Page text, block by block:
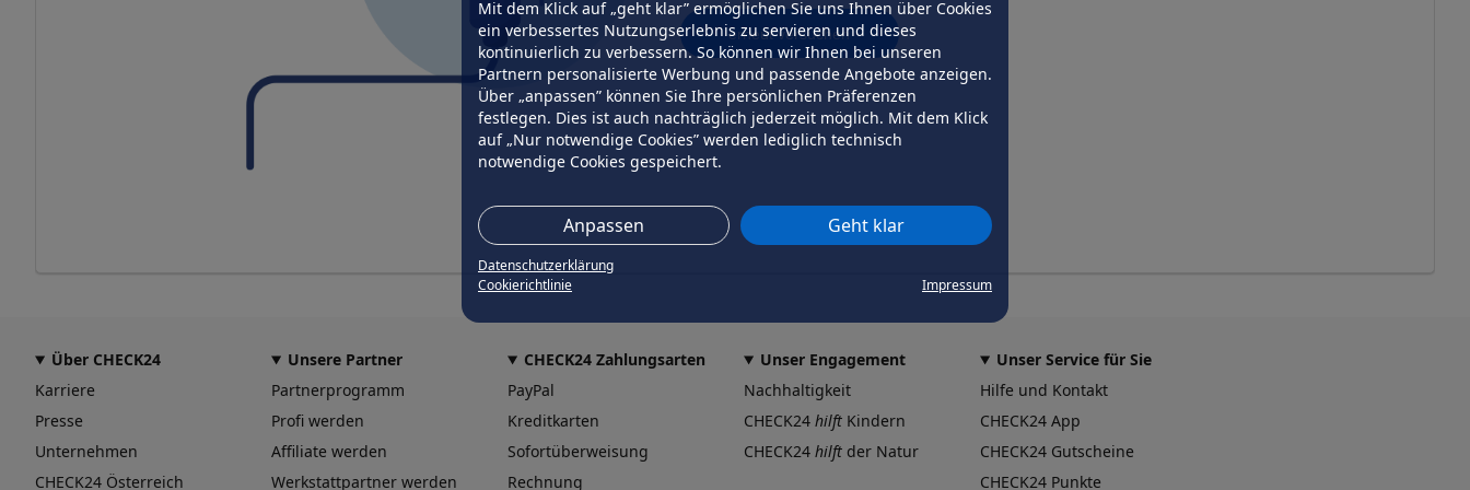
Mit dem Klick auf „geht klar” ermöglichen Sie uns Ihnen über Cookies
ein verbessertes Nutzungserlebnis zu servieren und dieses
kontinuierlich zu verbessern. So können wir Ihnen bei unseren
Partnern personalisierte Werbung und passende Angebote anzeigen.
Über „anpassen” können Sie Ihre persönlichen Präferenzen
festlegen. Dies ist auch nachträglich jederzeit möglich. Mit dem Klick
auf „Nur notwendige Cookies” werden lediglich technisch
notwendige Cookies gespeichert.
Anpassen Geht klar
Datenschutzerklärung
Cookierichtlinie
Impressum
erneut versuchen
Über CHECK24
Karriere
Presse
Unternehmen
CHECK24 Österreich
Unsere Partner
Partnerprogramm
Profi werden
Affiliate werden
Werkstattpartner werden
CHECK24 Zahlungsarten
PayPal
Kreditkarten
Sofortüberweisung
Rechnung
Unser Engagement
Nachhaltigkeit
CHECK24 hilft Kindern
CHECK24 hilft der Natur
Unser Service für Sie
Hilfe und Kontakt
CHECK24 App
CHECK24 Gutscheine
CHECK24 Punkte